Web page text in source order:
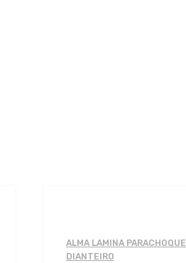
ALMA LAMINA PARACHOQUE
DIANTEIRO